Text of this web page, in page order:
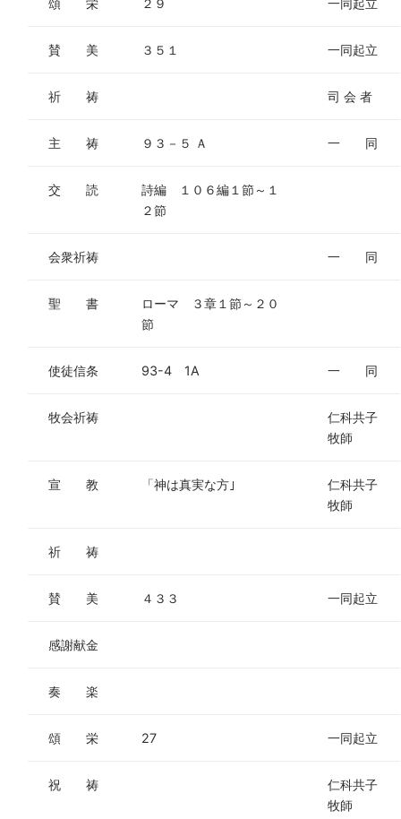
賛 美 ３５１ 一同起立
祈 祷 司 会 者
主 祷 ９３－５ Ａ 一 同
交 読
詩編 １０６編１節～１
２節
会衆祈祷 一 同
聖 書
ローマ ３章１節～２０
節
使徒信条 93-4 1A 一 同
牧会祈祷
仁科共子
牧師
宣 教 「神は真実な方｣
仁科共子
牧師
祈 祷
賛 美 ４３３ 一同起立
感謝献金
奏 楽
頌 栄 27 一同起立
祝 祷
仁科共子
牧師